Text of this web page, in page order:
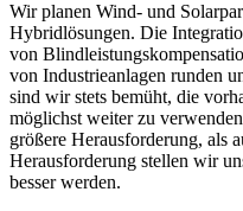
Wir planen Wind- und
Hybridlösungen. Die
von
von Industrieanlagen runden
sind wir stets bemüht, die
möglichst weiter zu
größere Herausforderung, als
Herausforderung stellen wir
besser werden.